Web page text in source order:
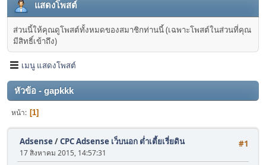
แสดงโพสต์
ส่วนนี้ให้คุณดูโพสต์ทั้งหมดของสมาชิกท่านนี้ (เฉพาะโพสต์ในส่วนที่คุณ
มีสิทธิ์เข้าถึง)
เมนู แสดงโพสต์
หัวข้อ - gapkkk
หน้า 1
#1
Adsense/CPC Adsense เว็บนอก ต่ำเตี้ยเรี่ยดิน
17 สิงหาคม 2015, 14:57:31